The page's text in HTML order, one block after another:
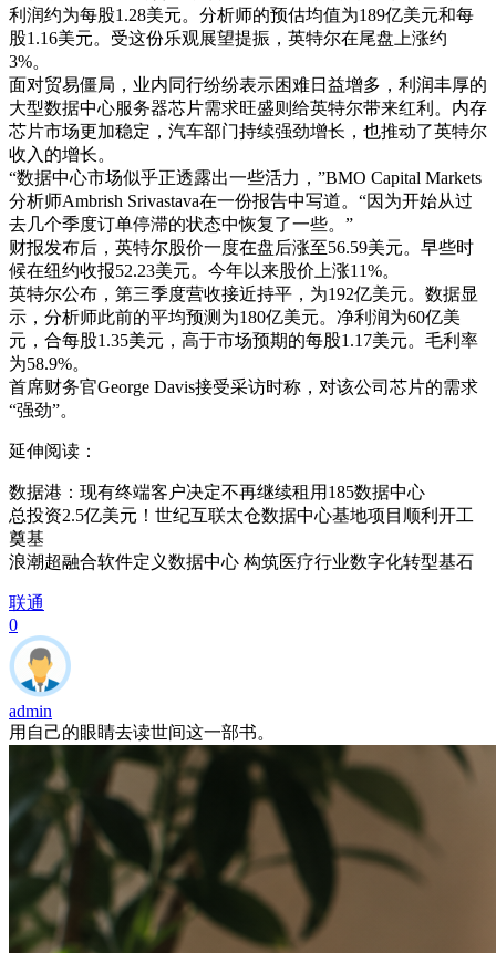
利润约为每股1.28美元。分析师的预估均值为189亿美元和每
股1.16美元。受这份乐观展望提振，英特尔在尾盘上涨约
3%。
面对贸易僵局，业内同行纷纷表示困难日益增多，利润丰厚的
大型数据中心服务器芯片需求旺盛则给英特尔带来红利。内存
芯片市场更加稳定，汽车部门持续强劲增长，也推动了英特尔
收入的增长。
“数据中心市场似乎正透露出一些活力，”BMO Capital Markets
分析师Ambrish Srivastava在一份报告中写道。“因为开始从过
去几个季度订单停滞的状态中恢复了一些。”
财报发布后，英特尔股价一度在盘后涨至56.59美元。早些时
候在纽约收报52.23美元。今年以来股价上涨11%。
英特尔公布，第三季度营收接近持平，为192亿美元。数据显
示，分析师此前的平均预测为180亿美元。净利润为60亿美
元，合每股1.35美元，高于市场预期的每股1.17美元。毛利率
为58.9%。
首席财务官George Davis接受采访时称，对该公司芯片的需求
“强劲”。
延伸阅读：
数据港：现有终端客户决定不再继续租用185数据中心
总投资2.5亿美元！世纪互联太仓数据中心基地项目顺利开工
奠基
浪潮超融合软件定义数据中心 构筑医疗行业数字化转型基石
联通
0
admin
用自己的眼睛去读世间这一部书。